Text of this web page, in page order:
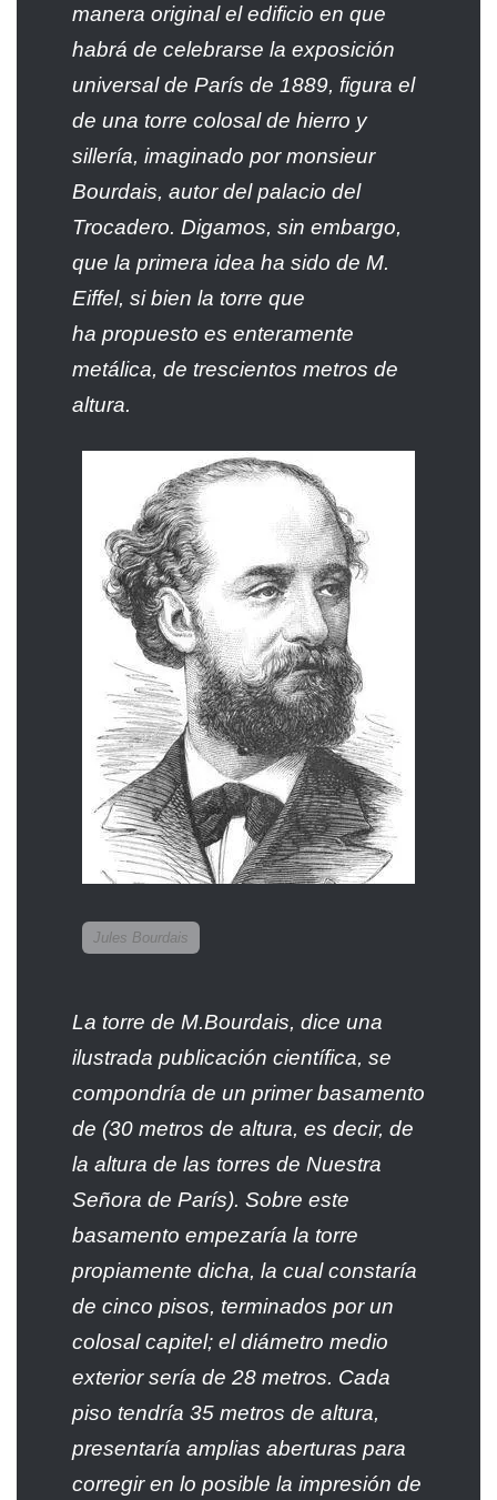
manera original el edificio en que
habrá de celebrarse la exposición
universal de París de 1889, figura el
de una torre colosal de hierro y
sillería, imaginado por monsieur
Bourdais, autor del palacio del
Trocadero. Digamos, sin embargo,
que la primera idea ha sido de M.
Eiffel, si bien la torre que
ha propuesto es enteramente
metálica, de trescientos metros de
altura.
Jules Bourdais
La torre de M.Bourdais, dice una
ilustrada publicación científica, se
compondría de un primer basamento
de (30 metros de altura, es decir, de
la altura de las torres de Nuestra
Señora de París). Sobre este
basamento empezaría la torre
propiamente dicha, la cual constaría
de cinco pisos, terminados por un
colosal capitel; el diámetro medio
exterior sería de 28 metros. Cada
piso tendría 35 metros de altura,
presentaría amplias aberturas para
corregir en lo posible la impresión de